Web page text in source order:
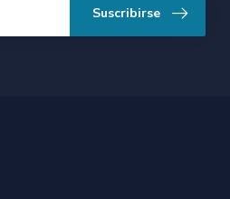
Suscribirse